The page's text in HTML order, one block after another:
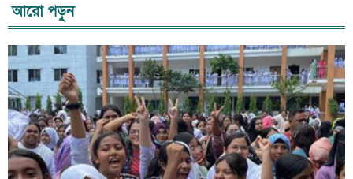
আরো পড়ুন